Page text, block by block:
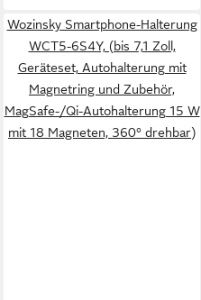
Wozinsky Smartphone-Halterung
WCT5-6S4Y, (bis 7,1 Zoll,
Geräteset, Autohalterung mit
Magnetring und Zubehör,
MagSafe-/Qi-Autohalterung 15 W
mit 18 Magneten, 360° drehbar)